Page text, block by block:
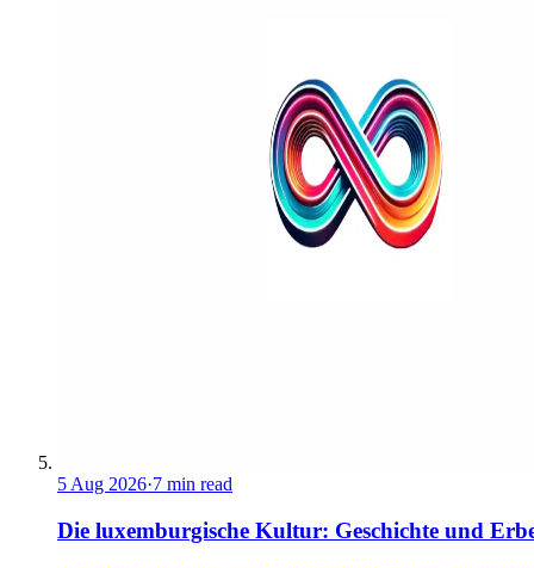
5 Aug 2026·7 min read
Die luxemburgische Kultur: Geschichte und